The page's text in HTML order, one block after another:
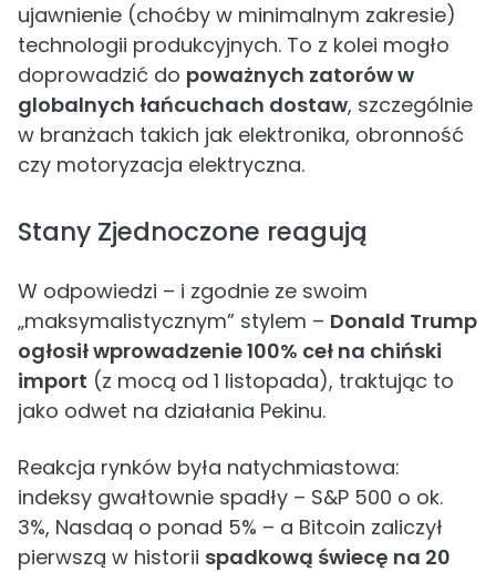
ujawnienie (choćby w minimalnym zakresie)
technologii produkcyjnych. To z kolei mogło
doprowadzić do poważnych zatorów w
globalnych łańcuchach dostaw, szczególnie
w branżach takich jak elektronika, obronność
czy motoryzacja elektryczna.
Stany Zjednoczone reagują
W odpowiedzi – i zgodnie ze swoim
„maksymalistycznym” stylem – Donald Trump
ogłosił wprowadzenie 100% ceł na chiński
import (z mocą od 1 listopada), traktując to
jako odwet na działania Pekinu.
Reakcja rynków była natychmiastowa:
indeksy gwałtownie spadły – S&P 500 o ok.
3%, Nasdaq o ponad 5% – a Bitcoin zaliczył
pierwszą w historii spadkową świecę na 20